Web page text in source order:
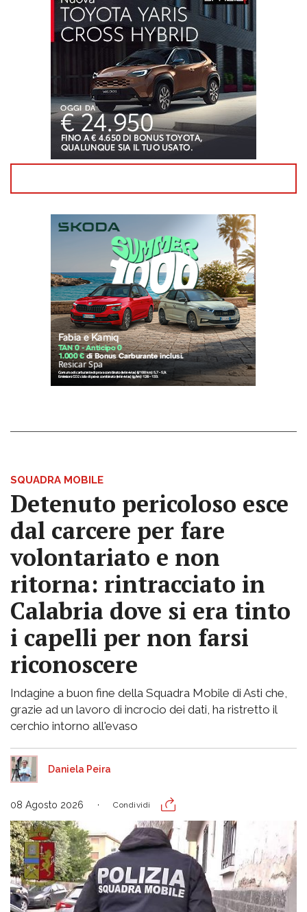
SQUADRA MOBILE
Detenuto pericoloso esce
dal carcere per fare
volontariato e non
ritorna: rintracciato in
Calabria dove si era tinto
i capelli per non farsi
riconoscere
Indagine a buon fine della Squadra Mobile di Asti che,
grazie ad un lavoro di incrocio dei dati, ha ristretto il
cerchio intorno all'evaso
Daniela Peira
08 Agosto 2026 Condividi